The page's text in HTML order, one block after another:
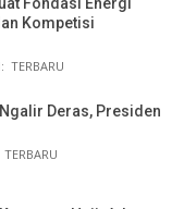
Kompetisi
TERBARU
Deras, Presiden
TERBARU